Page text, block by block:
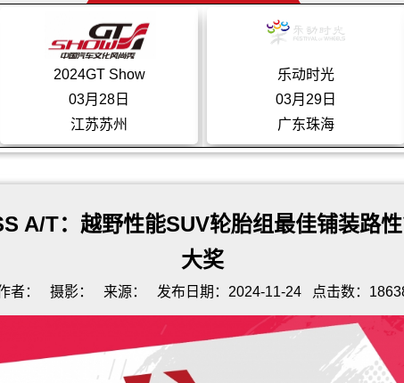
乐动时光
03月29日
广东珠海
CTCC中国汽车场地职业联赛
04月26日
上海
A/T：越野性能SUV轮胎组最佳铺装路
大奖
者： 摄影： 来源： 发布日期：2024-11-24 点击数：